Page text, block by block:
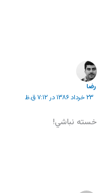
رضا
۲۳ خرداد ۱۳۸۶ در ۷:۱۲ ق.ظ
خسته نباشي!